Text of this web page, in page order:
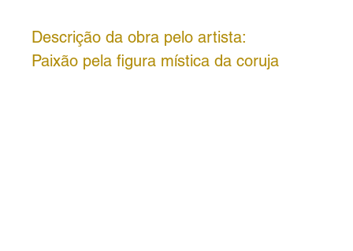
Descrição da obra pelo artista:
Paixão pela figura mística da coruja